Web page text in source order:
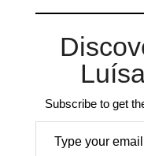
Subscribe to get
Type your email…